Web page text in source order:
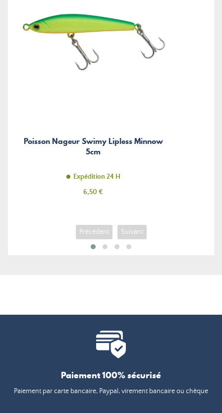
Poisson Nageur Swimy Lipless Minnow
5cm
Expédition 24 H
Prix
6,50 €
Précédent Suivant
Paiement 100% sécurisé
Paiement par carte bancaire, Paypal, virement bancaire ou chèque